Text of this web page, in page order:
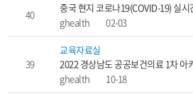
40
중국 현지 코로나19(COVID-19) 실시
ghealth
02-03
39
교육자료실
2022 경상남도 공공보건의료 1차 아
ghealth
10-18